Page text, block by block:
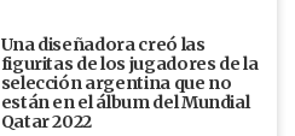
Una diseñadora creó las
figuritas de los jugadores de la
selección argentina que no
están en el álbum del Mundial
Qatar 2022